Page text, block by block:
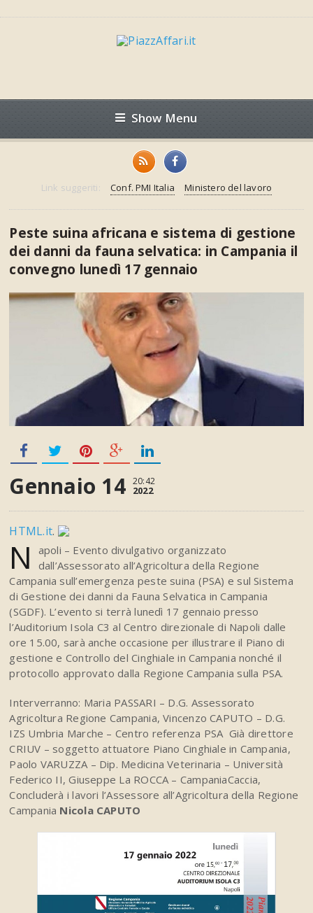
Show Menu
Link suggeriti: Conf. PMI Italia Ministero del lavoro
Peste suina africana e sistema di gestione
dei danni da fauna selvatica: in Campania il
convegno lunedì 17 gennaio
Gennaio 14 20:42
2022
HTML.it.
N
apoli – Evento divulgativo organizzato
dall’Assessorato all’Agricoltura della Regione
Campania sull’emergenza peste suina (PSA) e sul Sistema
di Gestione dei danni da Fauna Selvatica in Campania
(SGDF). L’evento si terrà lunedì 17 gennaio presso
l’Auditorium Isola C3 al Centro direzionale di Napoli dalle
ore 15.00, sarà anche occasione per illustrare il Piano di
gestione e Controllo del Cinghiale in Campania nonché il
protocollo approvato dalla Regione Campania sulla PSA.
Interverranno: Maria PASSARI – D.G. Assessorato
Agricoltura Regione Campania, Vincenzo CAPUTO – D.G.
IZS Umbria Marche – Centro referenza PSA Già direttore
CRIUV – soggetto attuatore Piano Cinghiale in Campania,
Paolo VARUZZA – Dip. Medicina Veterinaria – Università
Federico II, Giuseppe La ROCCA – CampaniaCaccia,
Concluderà i lavori l’Assessore all’Agricoltura della Regione
Campania Nicola CAPUTO